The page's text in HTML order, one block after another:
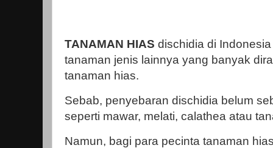
TANAMAN HIAS dischidia di
tanaman jenis lainnya yang banyak
tanaman hias.
Sebab, penyebaran dischidia belum
seperti mawar, melati, calathea atau
Namun, bagi para pecinta tanaman